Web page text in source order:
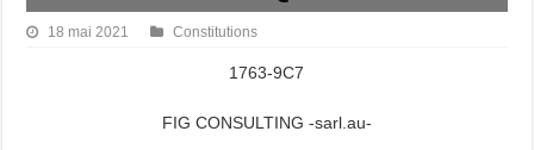
18 mai 2021 Constitutions
1763-9C7
FIG CONSULTING -sarl.au-